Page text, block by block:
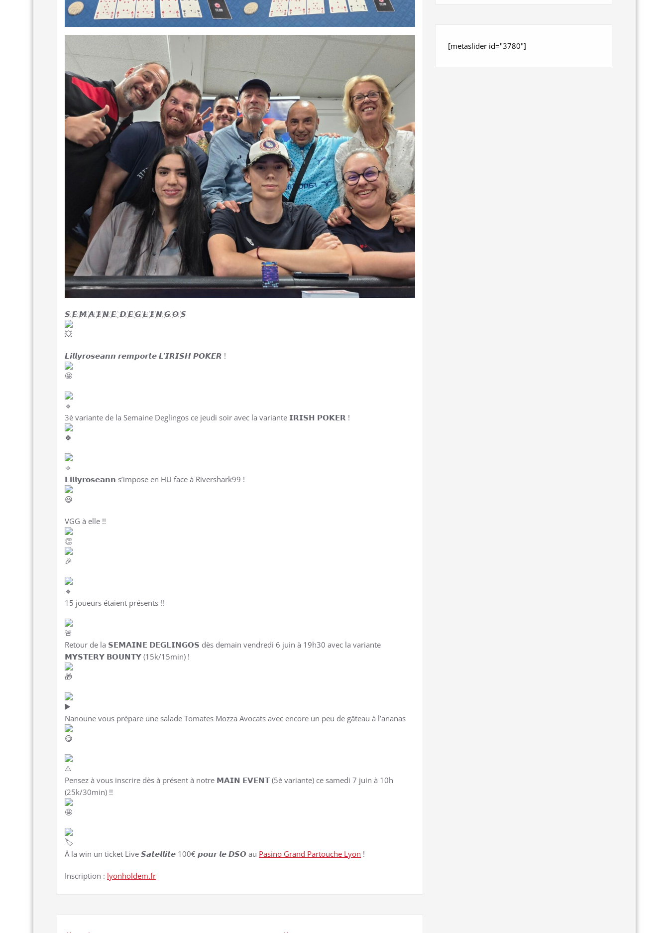
𝙎 ҉𝙀 ҉𝙈 ҉𝘼 ҉𝙄 ҉𝙉 ҉𝙀 ҉ 𝘿 ҉𝙀 ҉𝙂 ҉𝙇 ҉𝙄 ҉𝙉 ҉𝙂 ҉𝙊 ҉𝙎
𝙇𝙞𝙡𝙡𝙮𝙧𝙤𝙨𝙚𝙖𝙣𝙣 𝙧𝙚𝙢𝙥𝙤𝙧𝙩𝙚 𝙇’𝙄𝙍𝙄𝙎𝙃 𝙋𝙊𝙆𝙀𝙍 !
3è variante de la Semaine Deglingos ce jeudi soir avec la variante 𝗜𝗥𝗜𝗦𝗛 𝗣𝗢𝗞𝗘𝗥 !
𝗟𝗶𝗹𝗹𝘆𝗿𝗼𝘀𝗲𝗮𝗻𝗻 s’impose en HU face à Rivershark99 !
VGG à elle !!
15 joueurs étaient présents !!
Retour de la 𝗦𝗘𝗠𝗔𝗜𝗡𝗘 𝗗𝗘𝗚𝗟𝗜𝗡𝗚𝗢𝗦 dès demain vendredi 6 juin à 19h30 avec la variante
𝗠𝗬𝗦𝗧𝗘𝗥𝗬 𝗕𝗢𝗨𝗡𝗧𝗬 (15k/15min) !
Nanoune vous prépare une salade Tomates Mozza Avocats avec encore un peu de gâteau à l’ananas
Pensez à vous inscrire dès à présent à notre 𝗠𝗔𝗜𝗡 𝗘𝗩𝗘𝗡𝗧 (5è variante) ce samedi 7 juin à 10h
(25k/30min) !!
À la win un ticket Live 𝙎𝙖𝙩𝙚𝙡𝙡𝙞𝙩𝙚 100€ 𝙥𝙤𝙪𝙧 𝙡𝙚 𝘿𝙎𝙊 au Pasino Grand Partouche Lyon !
Inscription : lyonholdem.fr
[metaslider id="3780"]